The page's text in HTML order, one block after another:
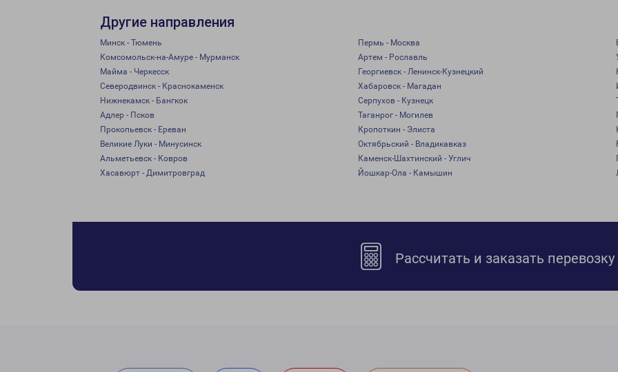
Другие направления
Минск - Тюмень Пермь - Москва
Комсомольск-на-Амуре - Мурманск
Артем - Рославль
Майма - Черкесск
Георгиевск - Ленинск-Кузнецкий
Северодвинск - Краснокаменск
Хабаровск - Магадан
Нижнекамск - Бангкок
Серпухов - Кузнецк
Адлер - Псков
Таганрог - Могилев
Прокопьевск - Ереван
Кропоткин - Элиста
Великие Луки - Минусинск
Октябрьский - Владикавказ
Альметьевск - Ковров
Каменск-Шахтинский - Углич
Хасавюрт - Димитровград
Йошкар-Ола - Камышин
Рассчитать и заказать перевозку